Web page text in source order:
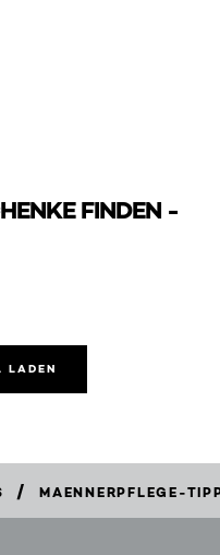
FINDEN -
LADEN
/ MAENNERPFLEGE-